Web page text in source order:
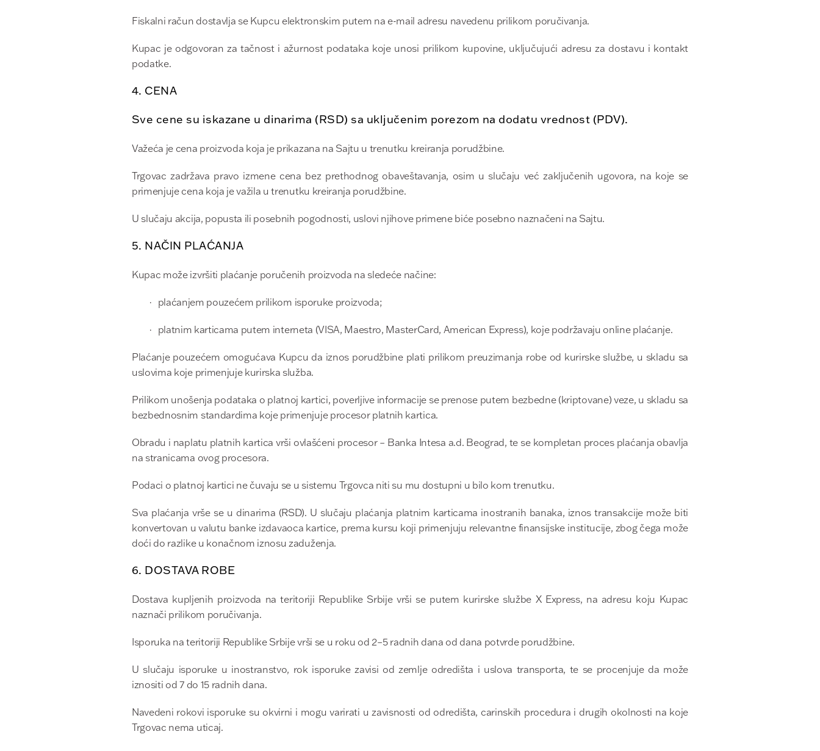
Fiskalni račun dostavlja se Kupcu elektronskim putem na e-mail adresu navedenu prilikom poručivanja.
Kupac je odgovoran za tačnost i ažurnost podataka koje unosi prilikom kupovine, uključujući adresu za dostavu i kontakt
podatke.
4. CENA
Sve cene su iskazane u dinarima (RSD) sa uključenim porezom na dodatu vrednost (PDV).
Važeća je cena proizvoda koja je prikazana na Sajtu u trenutku kreiranja porudžbine.
Trgovac zadržava pravo izmene cena bez prethodnog obaveštavanja, osim u slučaju već zaključenih ugovora, na koje se
primenjuje cena koja je važila u trenutku kreiranja porudžbine.
U slučaju akcija, popusta ili posebnih pogodnosti, uslovi njihove primene biće posebno naznačeni na Sajtu.
5. NAČIN PLAĆANJA
Kupac može izvršiti plaćanje poručenih proizvoda na sledeće načine:
· plaćanjem pouzećem prilikom isporuke proizvoda;
· platnim karticama putem interneta (VISA, Maestro, MasterCard, American Express), koje podržavaju online plaćanje.
Plaćanje pouzećem omogućava Kupcu da iznos porudžbine plati prilikom preuzimanja robe od kurirske službe, u skladu sa
uslovima koje primenjuje kurirska služba.
Prilikom unošenja podataka o platnoj kartici, poverljive informacije se prenose putem bezbedne (kriptovane) veze, u skladu sa
bezbednosnim standardima koje primenjuje procesor platnih kartica.
Obradu i naplatu platnih kartica vrši ovlašćeni procesor – Banka Intesa a.d. Beograd, te se kompletan proces plaćanja obavlja
na stranicama ovog procesora.
Podaci o platnoj kartici ne čuvaju se u sistemu Trgovca niti su mu dostupni u bilo kom trenutku.
Sva plaćanja vrše se u dinarima (RSD). U slučaju plaćanja platnim karticama inostranih banaka, iznos transakcije može biti
konvertovan u valutu banke izdavaoca kartice, prema kursu koji primenjuju relevantne finansijske institucije, zbog čega može
doći do razlike u konačnom iznosu zaduženja.
6. DOSTAVA ROBE
Dostava kupljenih proizvoda na teritoriji Republike Srbije vrši se putem kurirske službe X Express, na adresu koju Kupac
naznači prilikom poručivanja.
Isporuka na teritoriji Republike Srbije vrši se u roku od 2–5 radnih dana od dana potvrde porudžbine.
U slučaju isporuke u inostranstvo, rok isporuke zavisi od zemlje odredišta i uslova transporta, te se procenjuje da može
iznositi od 7 do 15 radnih dana.
Navedeni rokovi isporuke su okvirni i mogu varirati u zavisnosti od odredišta, carinskih procedura i drugih okolnosti na koje
Trgovac nema uticaj.